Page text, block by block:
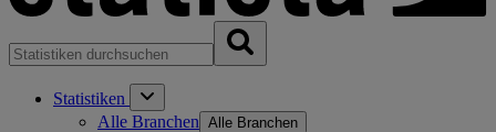
Statistiken
Alle Branchen Alle Branchen